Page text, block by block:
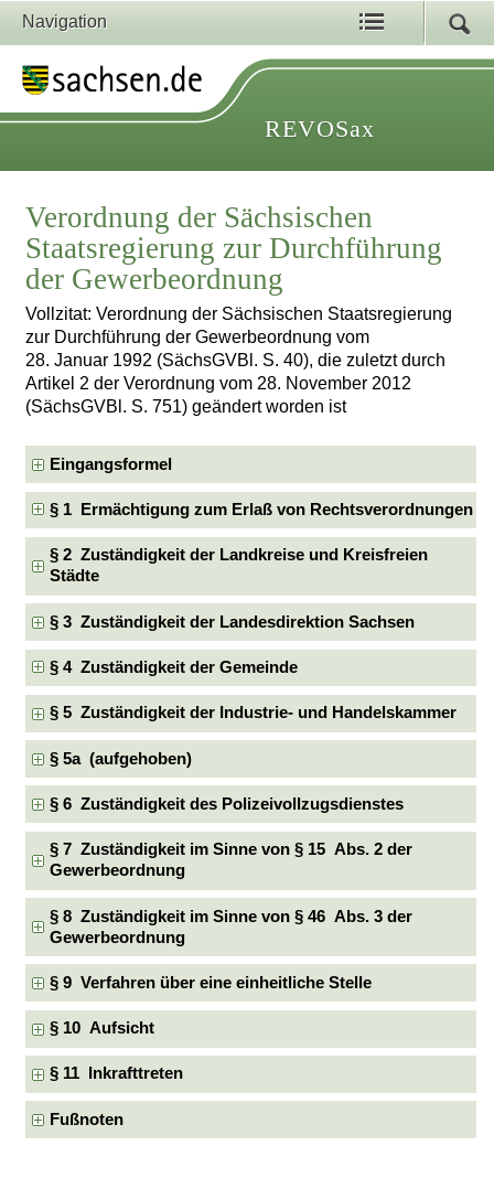
Navigation
REVOSax
Verordnung der Sächsischen
Staatsregierung zur Durchführung
der Gewerbeordnung
Vollzitat: Verordnung der Sächsischen Staatsregierung
zur Durchführung der Gewerbeordnung vom
28. Januar 1992 (SächsGVBl. S. 40), die zuletzt durch
Artikel 2 der Verordnung vom 28. November 2012
(SächsGVBl. S. 751) geändert worden ist
Eingangsformel
§ 1 Ermächtigung zum Erlaß von Rechtsverordnungen
§ 2 Zuständigkeit der Landkreise und Kreisfreien
Städte
§ 3 Zuständigkeit der Landesdirektion Sachsen
§ 4 Zuständigkeit der Gemeinde
§ 5 Zuständigkeit der Industrie- und Handelskammer
§ 5a (aufgehoben)
§ 6 Zuständigkeit des Polizeivollzugsdienstes
§ 7 Zuständigkeit im Sinne von § 15 Abs. 2 der
Gewerbeordnung
§ 8 Zuständigkeit im Sinne von § 46 Abs. 3 der
Gewerbeordnung
§ 9 Verfahren über eine einheitliche Stelle
§ 10 Aufsicht
§ 11 Inkrafttreten
Fußnoten